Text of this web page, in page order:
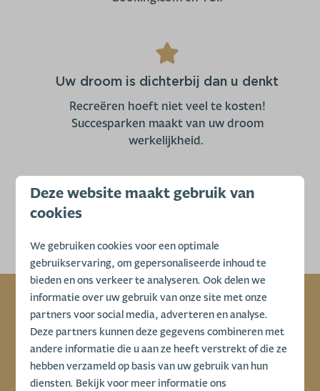
Uw droom is dichterbij dan u denkt
Recreëren hoeft niet veel te kosten!
Succesparken maakt van uw droom
werkelijkheid.
Meer weten? Neem contact met ons op
Bekijk Onze
Specials
Deze website maakt gebruik van
cookies
We gebruiken cookies voor een optimale
gebruikservaring, om gepersonaliseerde inhoud te
bieden en ons verkeer te analyseren. Ook delen we
informatie over uw gebruik van onze site met onze
partners voor social media, adverteren en analyse.
Deze partners kunnen deze gegevens combineren met
andere informatie die u aan ze heeft verstrekt of die ze
hebben verzameld op basis van uw gebruik van hun
diensten. Bekijk voor meer informatie ons